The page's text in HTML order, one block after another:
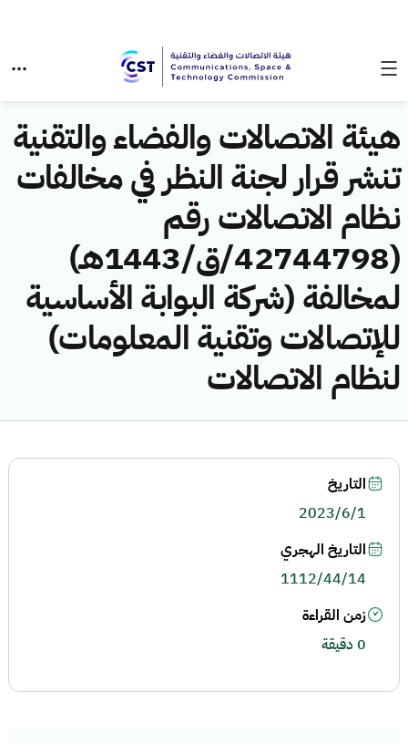
هيئة الاتصالات والفضاء والتقنية
تنشر قرار لجنة النظر في مخالفات
نظام الاتصالات رقم
(42744798/ق/1443هـ)
لمخالفة (شركة البوابة الأساسية
للإتصالات وتقنية المعلومات)
لنظام الاتصالات
التاريخ
2023/6/1
التاريخ الهجري
1112/44/14
زمن القراءة
0 دقيقة